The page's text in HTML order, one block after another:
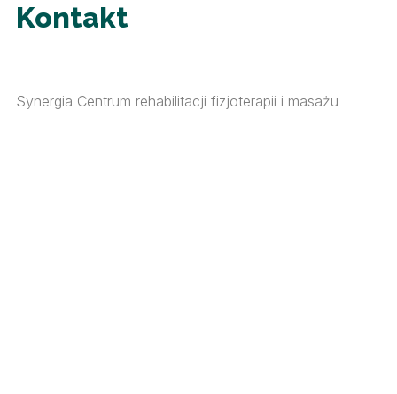
Kontakt
Synergia Centrum rehabilitacji fizjoterapii i masażu